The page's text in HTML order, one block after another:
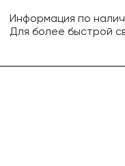
Информация по
Для более быстрой